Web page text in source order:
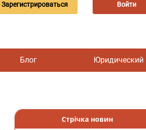
Зарегистрироваться Войти
Блог Юридический
Стрічка новин